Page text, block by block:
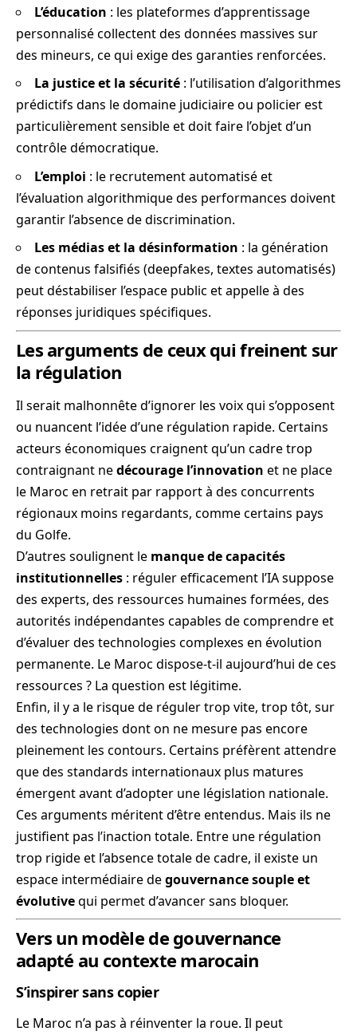
L’éducation : les plateformes d’apprentissage
personnalisé collectent des données massives sur
des mineurs, ce qui exige des garanties renforcées.
La justice et la sécurité : l’utilisation d’algorithmes
prédictifs dans le domaine judiciaire ou policier est
particulièrement sensible et doit faire l’objet d’un
contrôle démocratique.
L’emploi : le recrutement automatisé et
l’évaluation algorithmique des performances doivent
garantir l’absence de discrimination.
Les médias et la désinformation : la génération
de contenus falsifiés (deepfakes, textes automatisés)
peut déstabiliser l’espace public et appelle à des
réponses juridiques spécifiques.
Les arguments de ceux qui freinent sur
la régulation
Il serait malhonnête d’ignorer les voix qui s’opposent
ou nuancent l’idée d’une régulation rapide. Certains
acteurs économiques craignent qu’un cadre trop
contraignant nedécourage l’innovation et ne place
le Maroc en retrait par rapport à des concurrents
régionaux moins regardants, comme certains pays
du Golfe.
D’autres soulignent le manque de capacités
institutionnelles : réguler efficacement l’IA suppose
des experts, des ressources humaines formées, des
autorités indépendantes capables de comprendre et
d’évaluer des technologies complexes en évolution
permanente. Le Maroc dispose-t-il aujourd’hui de ces
ressources ? La question est légitime.
Enfin, il y a le risque de réguler trop vite, trop tôt, sur
des technologies dont on ne mesure pas encore
pleinement les contours. Certains préfèrent attendre
que des standards internationaux plus matures
émergent avant d’adopter une législation nationale.
Ces arguments méritent d’être entendus. Mais ils ne
justifient pas l’inaction totale. Entre une régulation
trop rigide et l’absence totale de cadre, il existe un
espace intermédiaire degouvernance souple et
évolutivequi permet d’avancer sans bloquer.
Vers un modèle de gouvernance
adapté au contexte marocain
S’inspirer sans copier
Le Maroc n’a pas à réinventer la roue. Il peut